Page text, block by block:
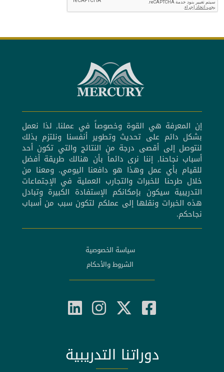
إن المعرفة هي القوة وخصوصاً في عملنا, لذا نعمل
بشكل دائم على تحديث وتطوير أنفسنا ونلتزم بذلك
لنتوصل إلى أقصى درجة من النتائج والتي تكون أحد
أسباب نجاحنا, إننا نرى دائماً بأن هنالك طريقة أفضل
للقيام بأي عمل وهذا هو دافعنا اليومي. ومعنا من
خلال طرحنا للخبرات والتجارب العملية في الإجتماعات
التدريبية سيكون بإمكانكم الإستفادة الكبيرة وتبادل
هذه الخبرات ونقلها إلى عملكم لتكون سبب من أسباب
نجاحكم.
سياسة الخصوصية
الشروط والأحكام
دوراتنا التدريبية